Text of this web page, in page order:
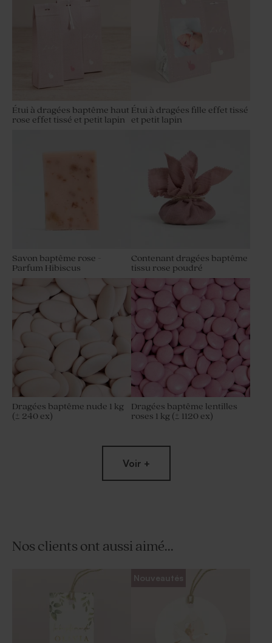
Étui à dragées baptême haut
rose effet tissé et petit lapin
Étui à dragées fille effet tissé
et petit lapin
Savon baptême rose -
Parfum Hibiscus
Contenant dragées baptême
tissu rose poudré
Dragées baptême nude 1 kg
(± 240 ex)
Dragées baptême lentilles
roses 1 kg (± 1120 ex)
Tube à bulles baptême rose
Vase rose pour cadeau invité
baptême
Voir +
Nos clients ont aussi aimé...
Nouveautés